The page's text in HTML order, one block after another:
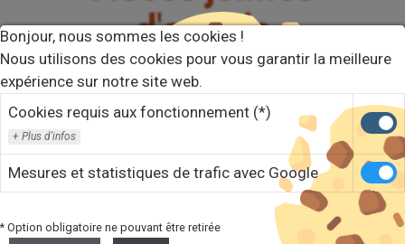
Bonjour, nous sommes les cookies !
Nous utilisons des cookies pour vous garantir la meilleure
expérience sur notre site web.
Cookies requis aux fonctionnement (*)
Plus d'infos
Mesures et statistiques de trafic avec Google
* Option obligatoire ne pouvant être retirée